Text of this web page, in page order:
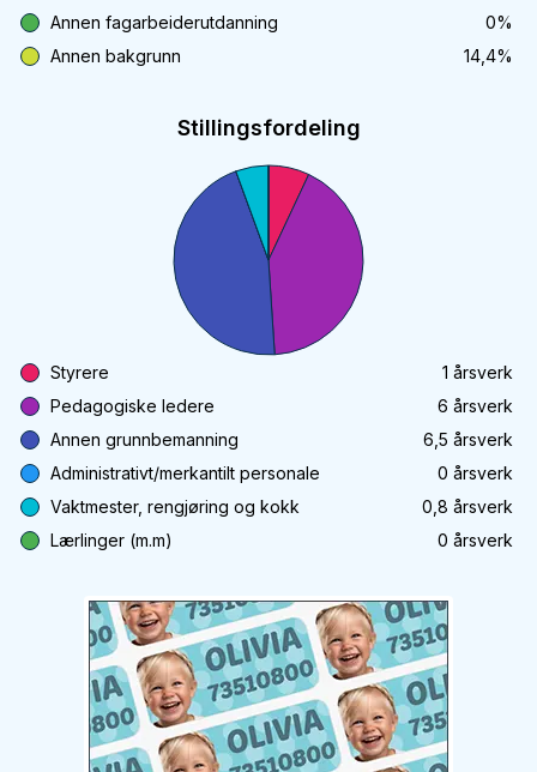
Annen fagarbeiderutdanning
0%
Annen bakgrunn
14,4%
Stillingsfordeling
Styrere 1 årsverk
Pedagogiske ledere
6 årsverk
Annen grunnbemanning
6,5 årsverk
Administrativt/merkantilt personale
0 årsverk
Vaktmester, rengjøring og kokk
0,8 årsverk
Lærlinger (m.m)
0 årsverk